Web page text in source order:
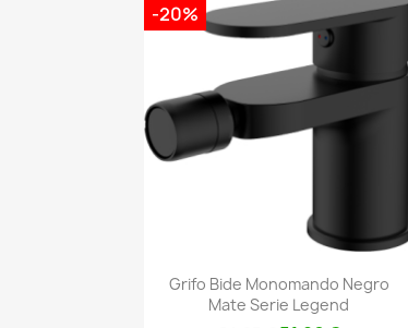
Vista rápida
Grifo Bide Monomando Negro
Mate Serie Legend
-20%